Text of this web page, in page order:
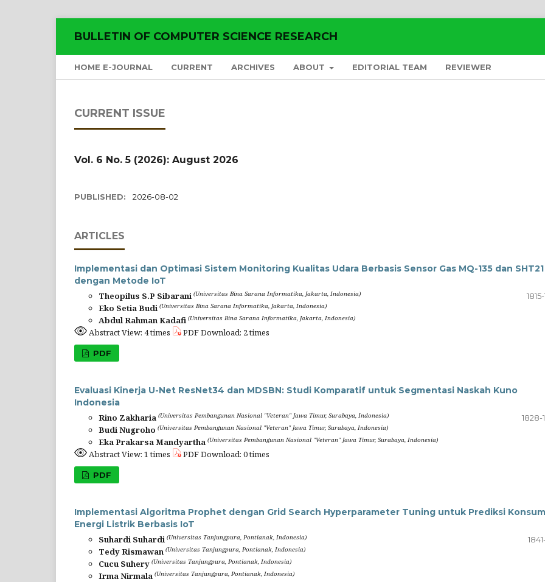
BULLETIN OF COMPUTER SCIENCE RESEARCH
HOME E-JOURNAL CURRENT ARCHIVES ABOUT EDITORIAL TEAM REVIEWER
CURRENT ISSUE
Vol. 6 No. 5 (2026): August 2026
PUBLISHED: 2026-08-02
ARTICLES
Implementasi dan Optimasi Sistem Monitoring Kualitas Udara Berbasis Sensor Gas MQ-135 dan SHT21
dengan Metode IoT
Theopilus S.P Sibarani (Universitas Bina Sarana Informatika, Jakarta, Indonesia)
Eko Setia Budi (Universitas Bina Sarana Informatika, Jakarta, Indonesia)
Abdul Rahman Kadafi (Universitas Bina Sarana Informatika, Jakarta, Indonesia)
Abstract View: 4 times PDF Download: 2 times
PDF
Evaluasi Kinerja U-Net ResNet34 dan MDSBN: Studi Komparatif untuk Segmentasi Naskah Kuno
Indonesia
Rino Zakharia (Universitas Pembangunan Nasional "Veteran" Jawa Timur, Surabaya, Indonesia)
Budi Nugroho (Universitas Pembangunan Nasional "Veteran" Jawa Timur, Surabaya, Indonesia)
Eka Prakarsa Mandyartha (Universitas Pembangunan Nasional "Veteran" Jawa Timur, Surabaya, Indonesia)
Abstract View: 1 times PDF Download: 0 times
1828-
PDF
Implementasi Algoritma Prophet dengan Grid Search Hyperparameter Tuning untuk Prediksi
Energi Listrik Berbasis IoT
Suhardi Suhardi (Universitas Tanjungpura, Pontianak, Indonesia)
Tedy Rismawan (Universitas Tanjungpura, Pontianak, Indonesia)
Cucu Suhery (Universitas Tanjungpura, Pontianak, Indonesia)
Irma Nirmala (Universitas Tanjungpura, Pontianak, Indonesia)